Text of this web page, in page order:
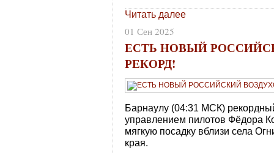
Читать далее
01 Сен 2025
ЕСТЬ НОВЫЙ
РЕКОРД!
Барнаулу (04:31 МСК)
управлением пилотов Фёдора
мягкую посадку вблизи села
края.